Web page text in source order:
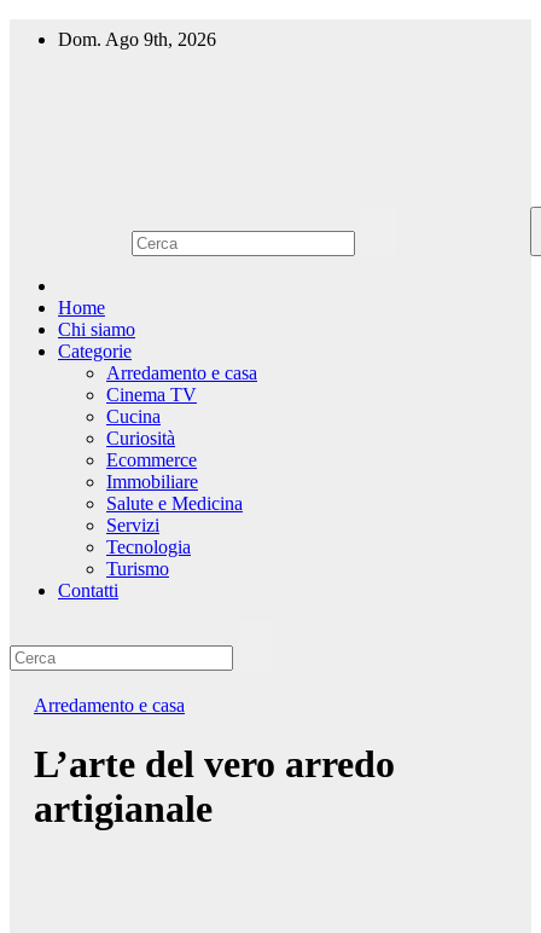
Dom. Ago 9th, 2026
Home
Chi siamo
Categorie
Arredamento e casa
Cinema TV
Cucina
Curiosità
Ecommerce
Immobiliare
Salute e Medicina
Servizi
Tecnologia
Turismo
Contatti
Arredamento e casa
L’arte del vero arredo
artigianale